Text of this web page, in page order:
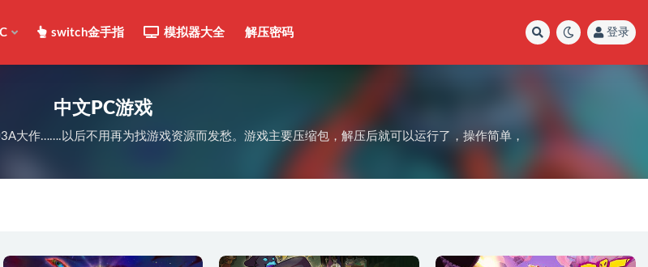
switch金手指 模拟器大全 解压密码 登录
中文PC游戏
大作…….以后不用再为找游戏资源而发愁。游戏主要压缩包，解压后就可以运行了，操作简单，